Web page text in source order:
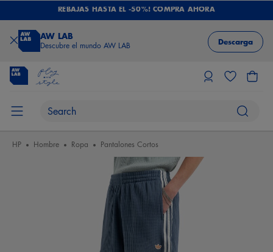
REBAJAS HASTA EL -50%! COMPRA AHORA
AW LAB
Descubre el mundo AW LAB Descarga
HP Hombre Ropa Pantalones Cortos